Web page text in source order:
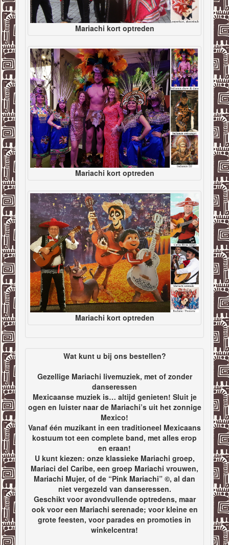
Mariachi kort optreden
Mariachi kort optreden
Mariachi kort optreden
Wat kunt u bij ons bestellen?
Gezellige Mariachi livemuziek, met of zonder
danseressen
Mexicaanse muziek is… altijd genieten! Sluit je
ogen en luister naar de Mariachi’s uit het zonnige
Mexico!
Vanaf één muzikant in een traditioneel Mexicaans
kostuum tot een complete band, met alles erop
en eraan!
U kunt kiezen: onze klassieke Mariachi groep,
Mariaci del Caribe, een groep Mariachi vrouwen,
Mariachi Mujer, of de “Pink Mariachi” ©, al dan
niet vergezeld van danseressen.
Geschikt voor avondvullende optredens, maar
ook voor een Mariachi serenade; voor kleine en
grote feesten, voor parades en promoties in
winkelcentra!